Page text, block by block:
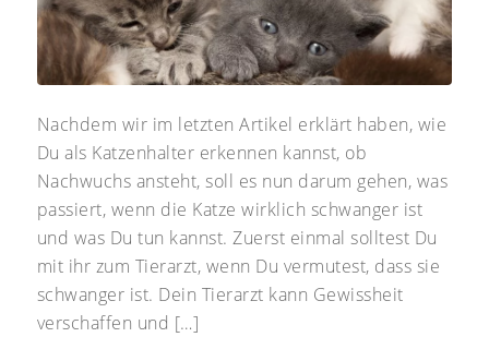
Nachdem wir im letzten Artikel erklärt haben, wie
Du als Katzenhalter erkennen kannst, ob
Nachwuchs ansteht, soll es nun darum gehen, was
passiert, wenn die Katze wirklich schwanger ist
und was Du tun kannst. Zuerst einmal solltest Du
mit ihr zum Tierarzt, wenn Du vermutest, dass sie
schwanger ist. Dein Tierarzt kann Gewissheit
verschaffen und […]